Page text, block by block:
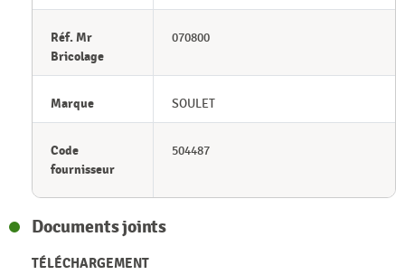
Réf. Mr
Bricolage
070800
Marque SOULET
Code
fournisseur
504487
Documents joints
TÉLÉCHARGEMENT